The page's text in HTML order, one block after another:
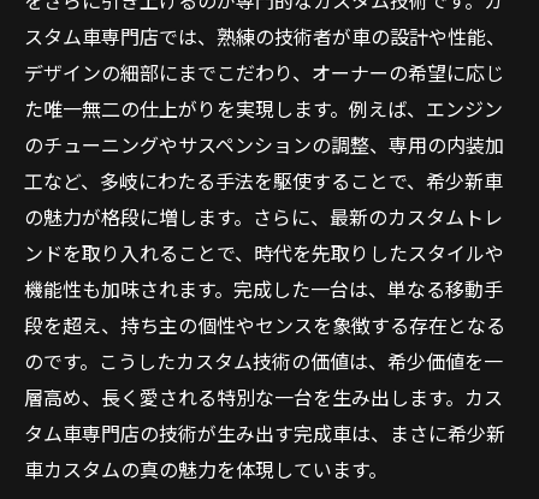
スタム車専門店では、熟練の技術者が車の設計や性能、
デザインの細部にまでこだわり、オーナーの希望に応じ
た唯一無二の仕上がりを実現します。例えば、エンジン
のチューニングやサスペンションの調整、専用の内装加
工など、多岐にわたる手法を駆使することで、希少新車
の魅力が格段に増します。さらに、最新のカスタムトレ
ンドを取り入れることで、時代を先取りしたスタイルや
機能性も加味されます。完成した一台は、単なる移動手
段を超え、持ち主の個性やセンスを象徴する存在となる
のです。こうしたカスタム技術の価値は、希少価値を一
層高め、長く愛される特別な一台を生み出します。カス
タム車専門店の技術が生み出す完成車は、まさに希少新
車カスタムの真の魅力を体現しています。